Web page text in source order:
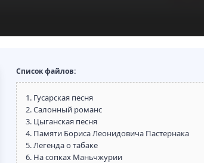
Список файлов:
1. Гусарская песня
2. Салонный романс
3. Цыганская песня
4. Памяти Бориса Леонидовича Пастернака
5. Легенда о табаке
6. На сопках Маньчжурии